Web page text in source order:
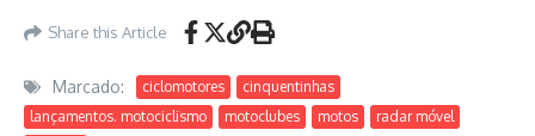
Share this Article
Marcado: ciclomotores
cinquentinhas
lançamentos. motociclismo
motoclubes motos
radar móvel